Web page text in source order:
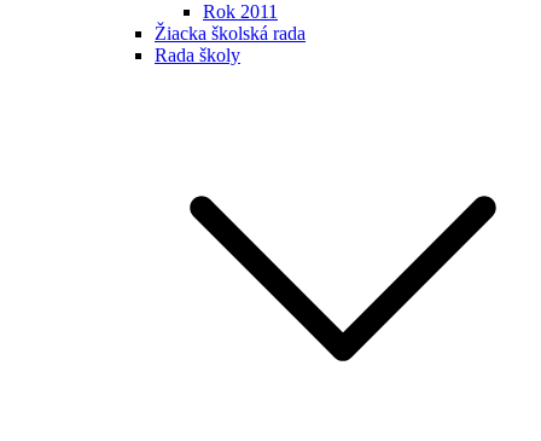
Rok 2011
Žiacka školská rada
Rada školy